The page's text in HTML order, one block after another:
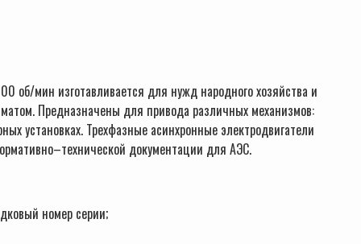
об/мин изготавливается для нужд народного хозяйства и
Предназначены для привода различных механизмов:
установках. Трехфазные асинхронные электродвигатели
документации для АЭС.
номер серии;